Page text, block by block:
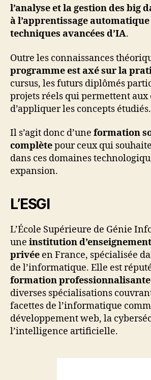
l’analyse et la gestion des big
à l’apprentissage
techniques avancées d’IA.
Outre les connaissances
programme est axé sur la
cursus, les futurs diplômés
projets réels qui permettent aux
d’appliquer les concepts étudiés.
Il s’agit donc d’une formation
complètepour ceux qui
dans ces domaines
expansion.
L’ESGI
L’École Supérieure de Génie
une institution
privée en France, spécialisée
de l’informatique. Elle est
formation professionnalisante
diverses spécialisations
facettes de l’informatique
développement web, la
l’intelligence artificielle.